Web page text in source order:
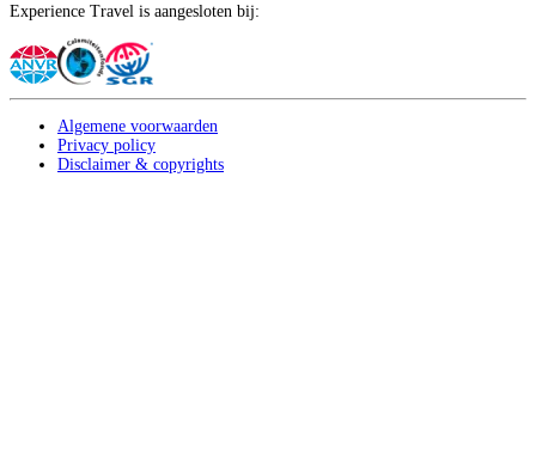
Experience Travel is aangesloten bij:
Algemene voorwaarden
Privacy policy
Disclaimer & copyrights